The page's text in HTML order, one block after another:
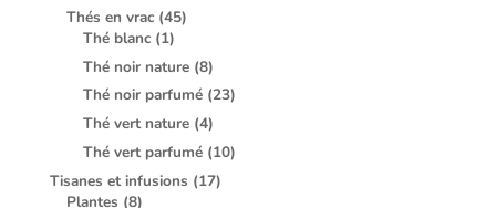
Thés en vrac (45)
Thé blanc (1)
Thé noir nature (8)
Thé noir parfumé (23)
Thé vert nature (4)
Thé vert parfumé (10)
Tisanes et infusions (17)
Plantes (8)